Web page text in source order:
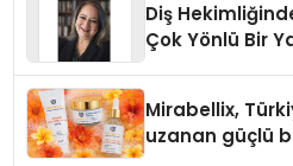
Diş
Çok Yönlü Bir
Mirabellix,
uzanan güçlü